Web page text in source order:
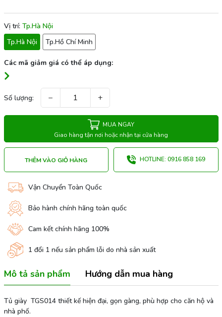
Vị trí: Tp.Hà Nội
Tp.Hà Nội
Tp.Hồ Chí Minh
Các mã giảm giá có thể áp dụng:
Số lượng: − +
MUA NGAY
Giao hàng tận nơi hoặc nhận tại cửa hàng
THÊM VÀO GIỎ HÀNG HOTLINE: 0916 858 169
Vận Chuyển Toàn Quốc
Bảo hành chính hãng toàn quốc
Cam kết chính hãng 100%
1 đổi 1 nếu sản phẩm lỗi do nhà sản xuất
Mô tả sản phẩm Hướng dẫn mua hàng
Tủ giày TGS014 thiết kế hiện đại, gọn gàng, phù hợp cho căn hộ và
nhà phố.